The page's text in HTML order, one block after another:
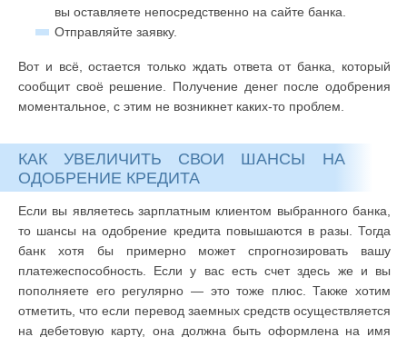
вы оставляете непосредственно на сайте банка.
Отправляйте заявку.
Вот и всё, остается только ждать ответа от банка, который
сообщит своё решение. Получение денег после одобрения
моментальное, с этим не возникнет каких-то проблем.
КАК УВЕЛИЧИТЬ СВОИ ШАНСЫ НА
ОДОБРЕНИЕ КРЕДИТА
Если вы являетесь зарплатным клиентом выбранного банка,
то шансы на одобрение кредита повышаются в разы. Тогда
банк хотя бы примерно может спрогнозировать вашу
платежеспособность. Если у вас есть счет здесь же и вы
пополняете его регулярно — это тоже плюс. Также хотим
отметить, что если перевод заемных средств осуществляется
на дебетовую карту, она должна быть оформлена на имя